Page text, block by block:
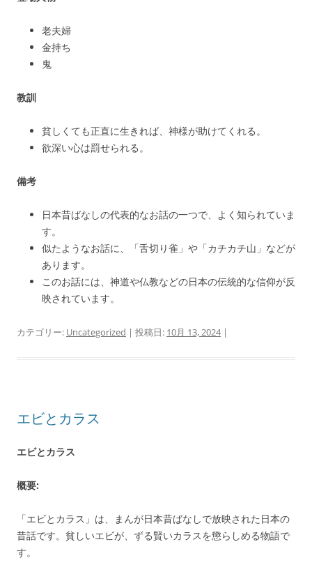
老夫婦
金持ち
鬼
教訓
貧しくても正直に生きれば、神様が助けてくれる。
欲深い心は罰せられる。
備考
日本昔ばなしの代表的なお話の一つで、よく知られていま
す。
似たようなお話に、「舌切り雀」や「カチカチ山」などが
あります。
このお話には、神道や仏教などの日本の伝統的な信仰が反
映されています。
カテゴリー: Uncategorized | 投稿日: 10月 13, 2024|
エビとカラス
エビとカラス
概要:
「エビとカラス」は、まんが日本昔ばなしで放映された日本の
昔話です。貧しいエビが、ずる賢いカラスを懲らしめる物語で
す。